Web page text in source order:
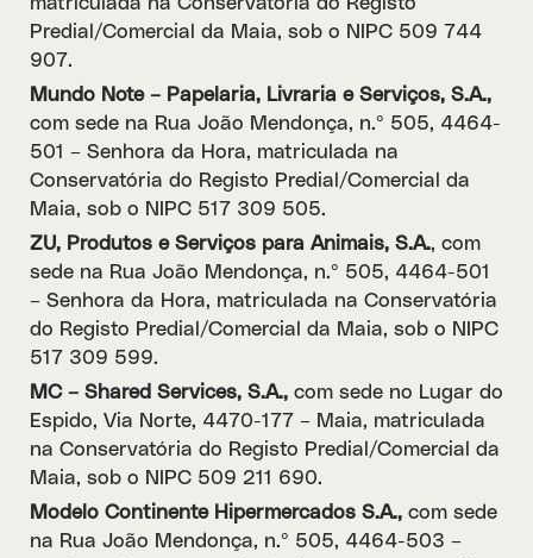
Predial/Comercial da Maia, sob o NIPC 509 744
907.
Mundo Note – Papelaria, Livraria e Serviços, S.A.,
com sede na Rua João Mendonça, n.º 505, 4464-
501 – Senhora da Hora, matriculada na
Conservatória do Registo Predial/Comercial da
Maia, sob o NIPC 517 309 505.
ZU, Produtos e Serviços para Animais, S.A., com
sede na Rua João Mendonça, n.º 505, 4464-501
– Senhora da Hora, matriculada na Conservatória
do Registo Predial/Comercial da Maia, sob o NIPC
517 309 599.
MC – Shared Services, S.A., com sede no Lugar do
Espido, Via Norte, 4470-177 – Maia, matriculada
na Conservatória do Registo Predial/Comercial da
Maia, sob o NIPC 509 211 690.
Modelo Continente Hipermercados S.A., com sede
na Rua João Mendonça, n.º 505, 4464-503 –